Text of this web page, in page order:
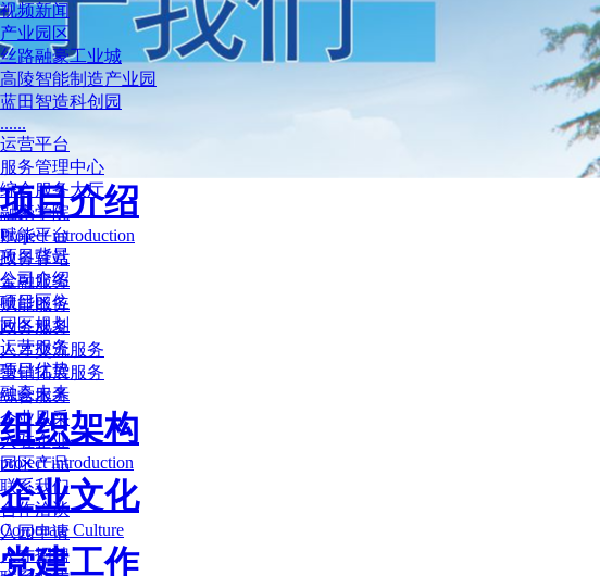
视频新闻
产业园区
丝路融豪工业城
高陵智能制造产业园
蓝田智造科创园
......
运营平台
服务管理中心
综合服务大厅
融豪学院
赋能平台
政务驿站
金融服务
赋能服务
政务服务
人才交流服务
营销拓展服务
综合服务
企业风采
入驻企业
园区产品
联系我们
合作洽谈
入园申请
人才招聘
项目介绍
Project introduction
项目背景
公司介绍
项目区位
园区规划
运营服务
项目优势
融豪未来
组织架构
project introduction
企业文化
Corporate Culture
党建工作